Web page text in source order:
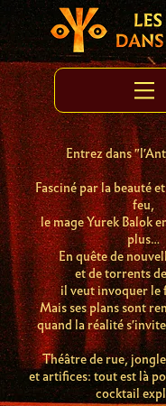
Entrez dans
Fasciné par la beauté
feu,
le mage Yurek Balok
plus…
En quête de
et de torrents
il veut invoquer le
Mais ses plans sont
quand la réalité
Théâtre de rue,
et artifices: tout est là
cocktail